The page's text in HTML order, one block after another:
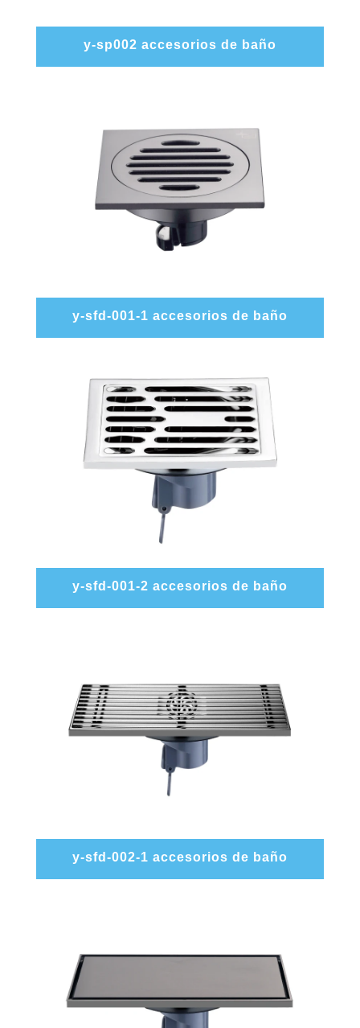
y-sp002 accesorios de baño
y-sfd-001-1 accesorios de baño
y-sfd-001-2 accesorios de baño
y-sfd-002-1 accesorios de baño